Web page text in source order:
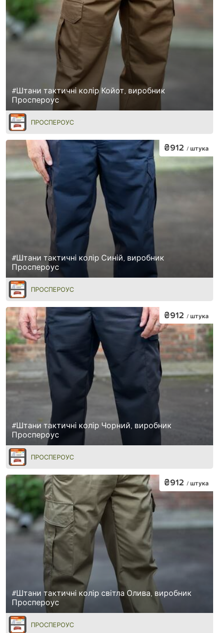
#Штани тактичні колір Койот, виробник
Проспероус
ПРОСПЕРОУС
#Штани тактичні колір Синій, виробник
Проспероус
₴912 / штука
ПРОСПЕРОУС
#Штани тактичні колір Чорний, виробник
Проспероус
₴912 / штука
ПРОСПЕРОУС
#Штани тактичні колір світла Олива, виробник
Проспероус
₴912 / штука
ПРОСПЕРОУС